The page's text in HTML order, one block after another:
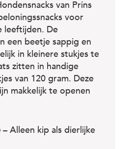
van Prins
voor
leeftijden. De
een beetje sappig en
in kleinere stukjes te
zitten in handige
van 120 gram. Deze
makkelijk te openen
– Alleen kip als dierlijke